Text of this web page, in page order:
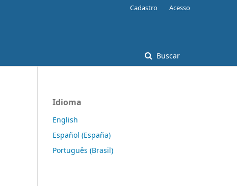
Buscar
Cadastro Acesso
Idioma
English
Español (España)
Português (Brasil)